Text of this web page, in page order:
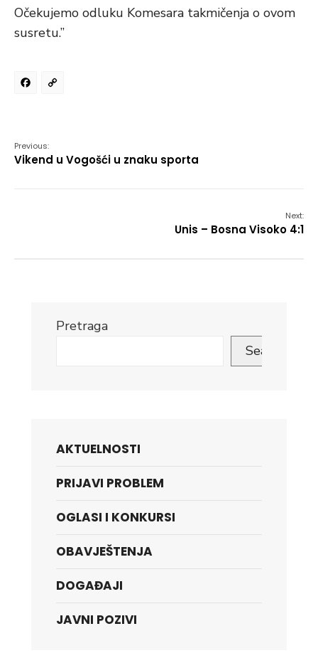
Očekujemo odluku Komesara takmičenja o ovom
susretu.”
Facebook
Previous:
Vikend u Vogošći u znaku sporta
Next:
Unis – Bosna Visoko 4:1
Pretraga
Search
AKTUELNOSTI
PRIJAVI PROBLEM
OGLASI I KONKURSI
OBAVJEŠTENJA
DOGAĐAJI
JAVNI POZIVI